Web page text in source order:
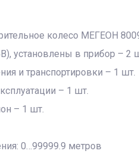
колесо МЕГЕОН
установлены в прибор – 2
и транспортировки – 1 шт.
– 1 шт.
– 1 шт.
0…99999.9 метров